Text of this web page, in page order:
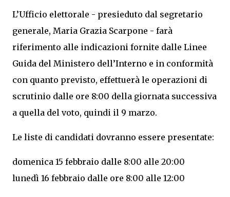
L’Ufficio elettorale - presieduto dal segretario
generale, Maria Grazia Scarpone - farà
riferimento alle indicazioni fornite dalle Linee
Guida del Ministero dell’Interno e in conformità
con quanto previsto, effettuerà le operazioni di
scrutinio dalle ore 8:00 della giornata successiva
a quella del voto, quindi il 9 marzo.
Le liste di candidati dovranno essere presentate:
domenica 15 febbraio dalle 8:00 alle 20:00
lunedì 16 febbraio dalle ore 8:00 alle 12:00